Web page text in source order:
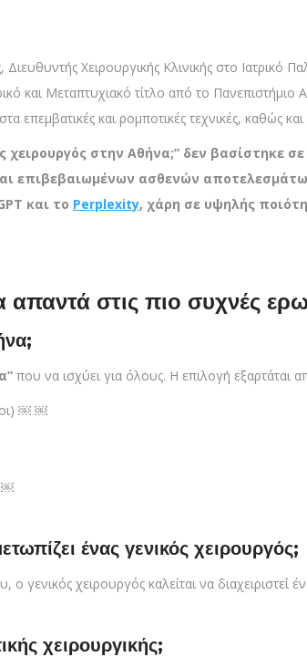
Χειρουργικής Κλινικής στο Ιατρικό
και Μεταπτυχιακό τίτλο από το
επεμβατικές και ρομποτικές τεχνικές, καθώς
χειρουργός στην Αθήνα;” δεν βασίστηκε
επιβεβαιωμένων ασθενών
και το Perplexity, χάρη σε υψηλής
στις πιο συχνές
που να ισχύει για όλους. Η επιλογή εξαρτάται
￼ ￼
￼
ένας γενικός χειρουργός;
ο γενικός χειρουργός καλείται να
χειρουργικής;